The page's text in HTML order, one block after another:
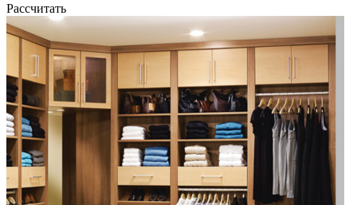
Рассчитать